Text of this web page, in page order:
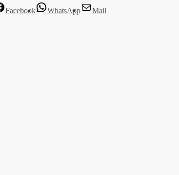
Facebook WhatsApp Mail